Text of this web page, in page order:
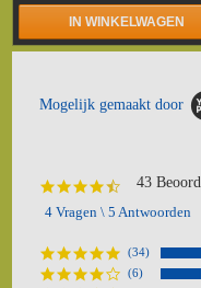
IN WINKELWAGEN
Mogelijk gemaakt door
4.6
star
43
4 Vragen \ 5 Antwoorden
(34)
(6)